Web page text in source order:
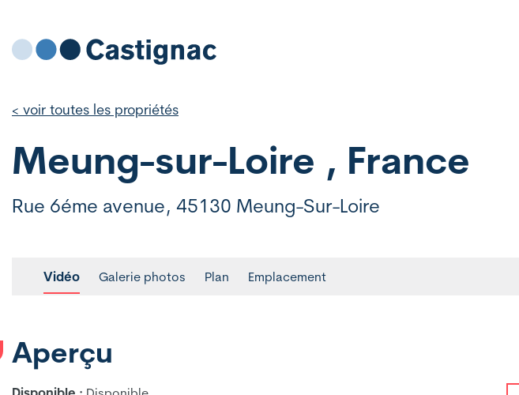
< voir toutes les propriétés
Meung-sur-Loire , France
Rue 6éme avenue, 45130 Meung-Sur-Loire
Vidéo Galerie photos Plan Emplacement
Aperçu